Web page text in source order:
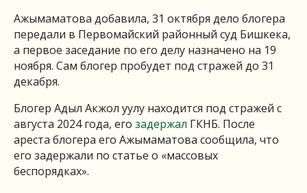
Ажымаматова добавила, 31 октября дело блогера
передали в Первомайский районный суд Бишкека,
а первое заседание по его делу назначено на 19
ноября. Сам блогер пробудет под стражей до 31
декабря.
Блогер Адыл Акжол уулу находится под стражей с
августа 2024 года, его задержал ГКНБ. После
ареста блогера его Ажымаматова сообщила, что
его задержали по статье о «массовых
беспорядках».